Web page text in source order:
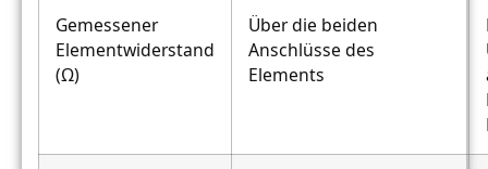
Gemessener
Elementwiderstand
(Ω)
Über die beiden
Anschlüsse des
Elements